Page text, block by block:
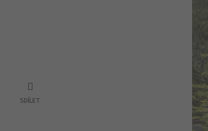
SDÍLET